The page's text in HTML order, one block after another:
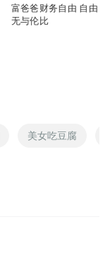
富爸爸财务自由 自由
无与伦比
美女吃豆腐